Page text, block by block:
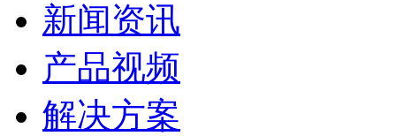
新闻资讯
产品视频
解决方案